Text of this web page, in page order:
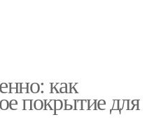
как
покрытие для